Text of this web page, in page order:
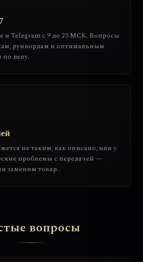
и Telegram с 9 до 23 МСК. Вопросы
рунвордам и оптимальным
делу.
не таким, как описано, или у
проблемы с передачей —
заменим товар.
вопросы